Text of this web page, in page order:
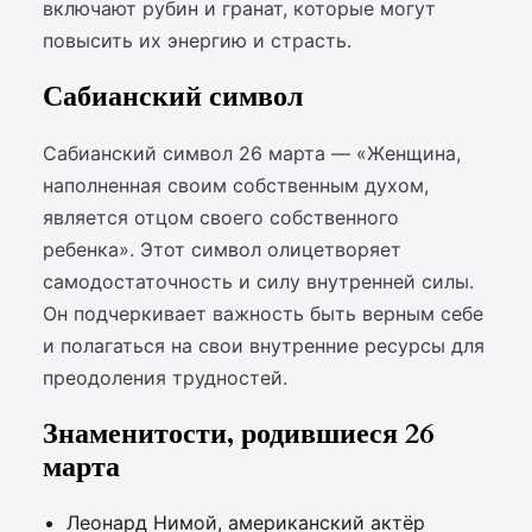
включают рубин и гранат, которые могут
повысить их энергию и страсть.
Сабианский символ
Сабианский символ 26 марта — «Женщина,
наполненная своим собственным духом,
является отцом своего собственного
ребенка». Этот символ олицетворяет
самодостаточность и силу внутренней силы.
Он подчеркивает важность быть верным себе
и полагаться на свои внутренние ресурсы для
преодоления трудностей.
Знаменитости, родившиеся 26
марта
Леонард Нимой, американский актёр